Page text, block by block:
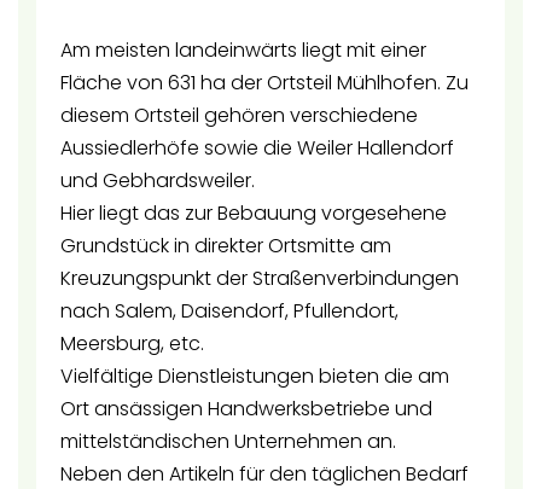
Am meisten landeinwärts liegt mit einer
Fläche von 631 ha der Ortsteil Mühlhofen. Zu
diesem Ortsteil gehören verschiedene
Aussiedlerhöfe sowie die Weiler Hallendorf
und Gebhardsweiler.
Hier liegt das zur Bebauung vorgesehene
Grundstück in direkter Ortsmitte am
Kreuzungspunkt der Straßenverbindungen
nach Salem, Daisendorf, Pfullendort,
Meersburg, etc.
Vielfältige Dienstleistungen bieten die am
Ort ansässigen Handwerksbetriebe und
mittelständischen Unternehmen an.
Neben den Artikeln für den täglichen Bedarf